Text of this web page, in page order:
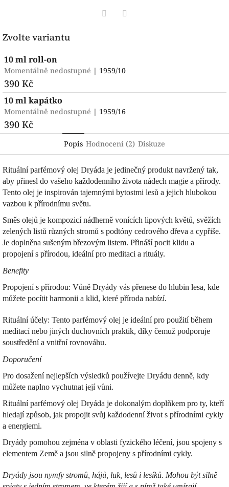
Zvolte variantu
10 ml roll-on
Momentálně nedostupné | 1959/10
390 Kč
10 ml kapátko
Momentálně nedostupné | 1959/16
390 Kč
Popis Hodnocení (2) Diskuze
Rituální parfémový olej Dryáda je jedinečný produkt navržený tak,
aby přinesl do vašeho každodenního života nádech magie a přírody.
Tento olej je inspirován tajemnými bytostmi lesů a jejich hlubokou
vazbou k přírodnímu světu.
Směs olejů je kompozicí nádherně vonících lipových květů, svěžích
zelených listů různých stromů s podtóny cedrového dřeva a cypřiše.
Je doplněna sušeným březovým listem. Přináší pocit klidu a
propojení s přírodou, ideální pro meditaci a rituály.
Benefity
Propojení s přírodou: Vůně Dryády vás přenese do hlubin lesa, kde
můžete pocítit harmonii a klid, které příroda nabízí.
Rituální účely: Tento parfémový olej je ideální pro použití během
meditací nebo jiných duchovních praktik, díky čemuž podporuje
soustředění a vnitřní rovnováhu.
Doporučení
Pro dosažení nejlepších výsledků používejte Dryádu denně, kdy
můžete naplno vychutnat její vůni.
Rituální parfémový olej Dryáda je dokonalým doplňkem pro ty, kteří
hledají způsob, jak propojit svůj každodenní život s přírodními cykly
a energiemi.
Dryády pomohou zejména v oblasti fyzického léčení, jsou spojeny s
elementem Země a jsou silně propojeny s přírodními cykly.
Dryády jsou nymfy stromů, hájů, luk, lesů i lesíků. Mohou být silně